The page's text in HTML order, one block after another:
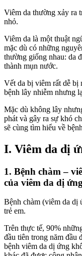
Viêm da thường xảy ra
nhỏ.
Viêm da là một thuật
mặc dù có những
thường giống nhau: da
thành mụn nước.
Vết da bị viêm rất dễ bị
bệnh lây nhiễm nhưng
Mặc dù không lây
phát và gây ra sự khó
sẽ cùng tìm hiểu về
I. Viêm da dị
1. Bệnh chàm –
của viêm da dị
Bệnh chàm (viêm da dị
trẻ em.
Trên thực tế, 90%
đầu tiên trong năm đầu
bệnh viêm da dị ứng